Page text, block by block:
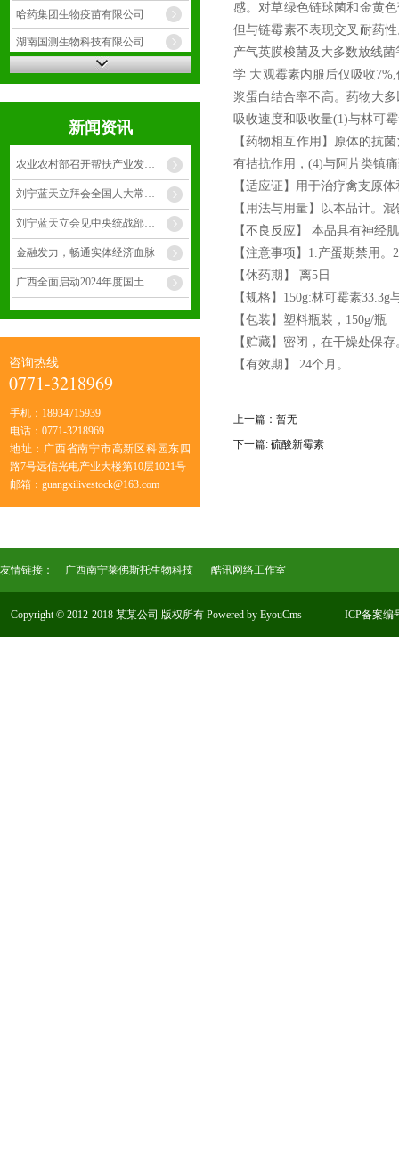
哈药集团生物疫苗有限公司
湖南国测生物科技有限公司
武汉科前生物股份有限公司
辉宝动保产品新闻资讯
农业农村部召开帮扶产业发展暨项目资产管理工作推进会 黄智宇在
刘宁蓝天立拜会全国人大常委会副委员长铁凝
刘宁蓝天立会见中央统战部副部长、 国家民委主任潘岳
金融发力，畅通实体经济血脉
广西全面启动2024年度国土变更调查
咨询热线
0771-3218969
手机： 18934715939
电话： 0771-3218969
地址： 广西省南宁市高新区科园东四
路7号远信光电产业大楼第10层1021号
邮箱： guangxilivestock@163.com
感。对草绿色链球菌和金黄
但与链霉素不表现交叉耐药
产气英膜梭菌及大多数放线
学 大观霉素内服后仅吸收
浆蛋白结合率不高。药物大
吸收速度和吸收量(1)与林可
【药物相互作用】原体的抗
有拮抗作用，(4)与阿片类镇
【适应证】用于治疗禽支原
【用法与用量】以本品计。
【不良反应】 本品具有神经
【注意事项】1.产蛋期禁用
【休药期】 离5日
【规格】150g:林可霉素
【包装】塑料瓶装，150g/瓶
【贮藏】密闭，在干燥处保存
【有效期】 24个月。
上一篇：暂无
下一篇: 硫酸新霉素
友情链接： 广西南宁莱佛斯托生物科技 酷讯网络工作室
Copyright © 2012-2018 某某公司 版权所有 Powered by EyouCms ICP备案编